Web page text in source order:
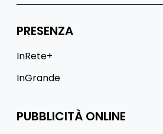
PRESENZA
InRete+
InGrande
PUBBLICITÀ ONLINE